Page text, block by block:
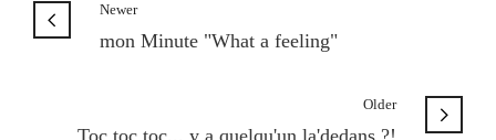
Newer
mon Minute "What a feeling"
Older
Toc toc toc... y a quelqu'un la'dedans ?!